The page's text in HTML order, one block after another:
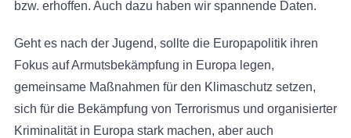
bzw. erhoffen. Auch dazu haben wir spannende Daten.
Geht es nach der Jugend, sollte die Europapolitik ihren
Fokus auf Armutsbekämpfung in Europa legen,
gemeinsame Maßnahmen für den Klimaschutz setzen,
sich für die Bekämpfung von Terrorismus und organisierter
Kriminalität in Europa stark machen, aber auch